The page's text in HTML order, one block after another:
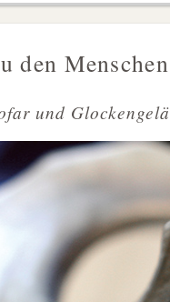
den
und